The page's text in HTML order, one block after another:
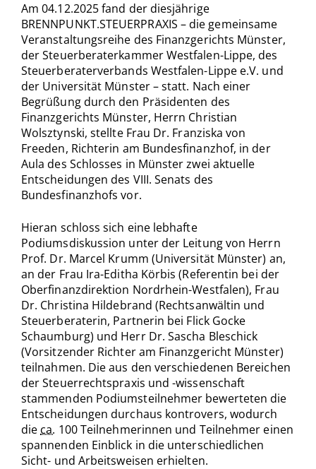
Am 04.12.2025 fand der diesjährige
BRENNPUNKT.STEUERPRAXIS – die gemeinsame
Veranstaltungsreihe des Finanzgerichts Münster,
der Steuerberaterkammer Westfalen-Lippe, des
Steuerberaterverbands Westfalen-Lippe e.V. und
der Universität Münster – statt. Nach einer
Begrüßung durch den Präsidenten des
Finanzgerichts Münster, Herrn Christian
Wolsztynski, stellte Frau Dr. Franziska von
Freeden, Richterin am Bundesfinanzhof, in der
Aula des Schlosses in Münster zwei aktuelle
Entscheidungen des VIII. Senats des
Bundesfinanzhofs vor.
Hieran schloss sich eine lebhafte
Podiumsdiskussion unter der Leitung von Herrn
Prof. Dr. Marcel Krumm (Universität Münster) an,
an der Frau Ira-Editha Körbis (Referentin bei der
Oberfinanzdirektion Nordrhein-Westfalen), Frau
Dr. Christina Hildebrand (Rechtsanwältin und
Steuerberaterin, Partnerin bei Flick Gocke
Schaumburg) und Herr Dr. Sascha Bleschick
(Vorsitzender Richter am Finanzgericht Münster)
teilnahmen. Die aus den verschiedenen Bereichen
der Steuerrechtspraxis und -wissenschaft
stammenden Podiumsteilnehmer bewerteten die
Entscheidungen durchaus kontrovers, wodurch
die ca. 100 Teilnehmerinnen und Teilnehmer einen
spannenden Einblick in die unterschiedlichen
Sicht- und Arbeitsweisen erhielten.